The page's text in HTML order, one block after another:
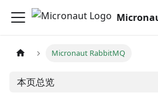
Micronaut RabbitMQ
本页总览